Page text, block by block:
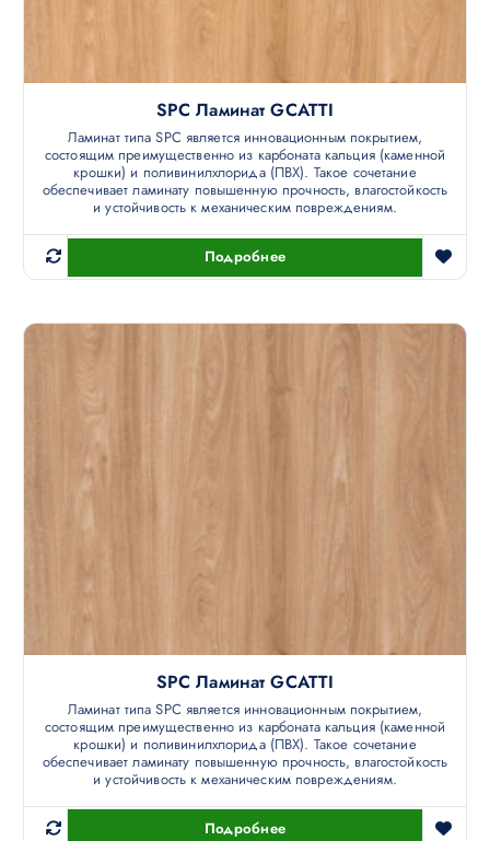
SPC Ламинат GCATTI
Ламинат типа SPC является инновационным покрытием,
состоящим преимущественно из карбоната кальция (каменной
крошки) и поливинилхлорида (ПВХ). Такое сочетание
обеспечивает ламинату повышенную прочность, влагостойкость
и устойчивость к механическим повреждениям.
Подробнее
SPC Ламинат GCATTI
Ламинат типа SPC является инновационным покрытием,
состоящим преимущественно из карбоната кальция (каменной
крошки) и поливинилхлорида (ПВХ). Такое сочетание
обеспечивает ламинату повышенную прочность, влагостойкость
и устойчивость к механическим повреждениям.
Подробнее